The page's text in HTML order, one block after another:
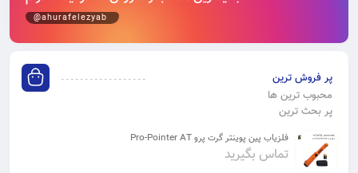
@ahurafelezyab
پر فروش ترین
محبوب ترین ها
پر بحث ترین
فلزیاب پین پوینتر گرت پرو Pro-Pointer AT
تماس بگیرید